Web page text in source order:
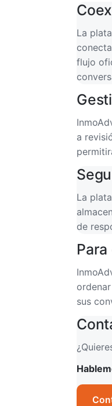
La
flujo
a
La
de
sus